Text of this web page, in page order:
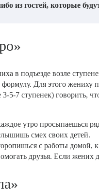
из гостей, которые
в подъезде возле
Для этого жениху
5-7 ступенек) говорить,
утро просыпаешься
смех своих детей.
с работы домой,
друзья. Если жених